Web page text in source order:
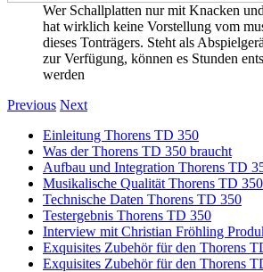
Wer Schallplatten nur mit Knacken
hat wirklich keine Vorstellung vom
dieses Tonträgers. Steht als
zur Verfügung, können es Stunden
werden
Previous Next
Einleitung Thorens TD 350
Was der Thorens TD 350 braucht
Aufbau und Integration Thorens TD
Musikalische Qualität Thorens TD 350
Technische Daten Thorens TD 350
Testergebnis Thorens TD 350
Interview mit Christian Fröhling
Exquisites Zubehör für den Thorens
Exquisites Zubehör für den Thorens